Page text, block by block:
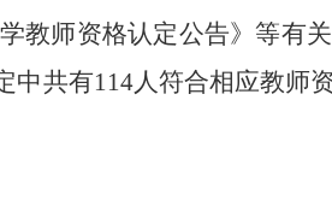
教师资格认定公告》等有
共有114人符合相应教师